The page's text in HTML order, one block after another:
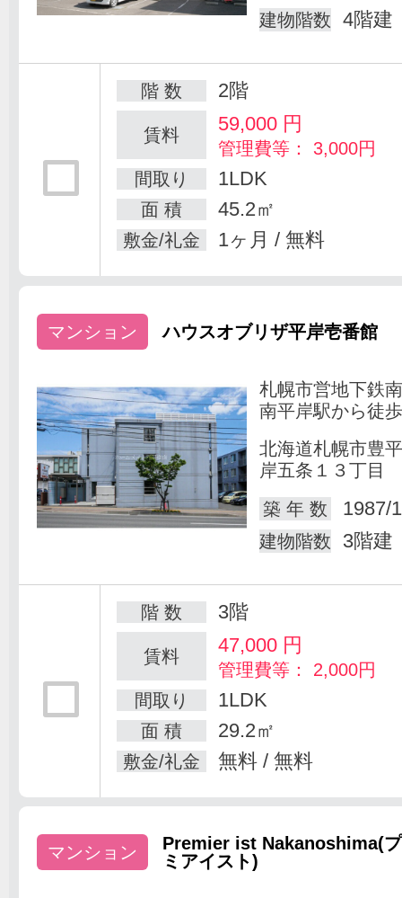
建物階数 4階建
階 数 2階
賃料 59,000円
管理費等： 3,000円
間取り
1LDK
面 積 45.2㎡
敷金/礼金 1ヶ月 / 無料
マンション ハウスオブリザ平岸壱番館
札幌市営地下鉄
南平岸駅から徒
北海道札幌市豊
岸五条１３丁目
築 年 数
1987/
建物階数 3階建
階 数 3階
賃料 47,000円
管理費等： 2,000円
間取り
1LDK
面 積 29.2㎡
敷金/礼金 無料 / 無料
マンション
Premier ist Nakanoshima(
ミアイスト)